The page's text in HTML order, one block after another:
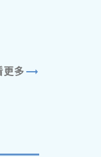
更多 trending_flat